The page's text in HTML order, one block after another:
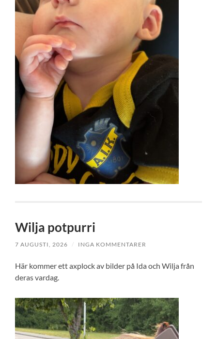
Wilja potpurri
7 AUGUSTI, 2026 / INGA KOMMENTARER
Här kommer ett axplock av bilder på Ida och Wilja från
deras vardag.